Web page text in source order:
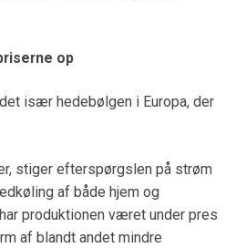
op
især hedebølgen i Europa, der
stiger efterspørgslen på strøm
af både hjem og
produktionen været under pres
af blandt andet mindre